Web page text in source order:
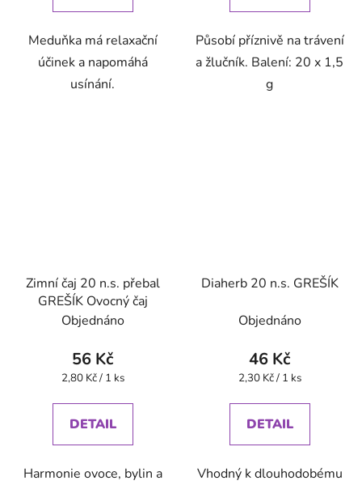
Meduňka má relaxační
účinek a napomáhá
usínání.
Působí příznivě na trávení
a žlučník. Balení: 20 x 1,5
g
Zimní čaj 20 n.s. přebal
GREŠÍK Ovocný čaj
Objednáno
56 Kč
Měrná
2,80 Kč / 1 ks
DETAIL
Harmonie ovoce, bylin a
Diaherb 20 n.s. GREŠÍK
Objednáno
46 Kč
Měrná
2,30 Kč / 1 ks
DETAIL
Vhodný k dlouhodobému